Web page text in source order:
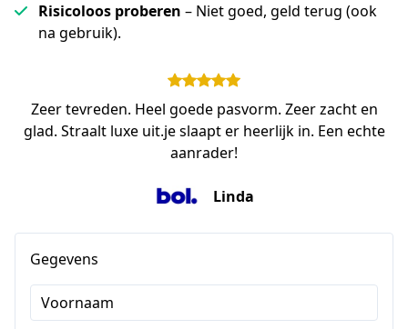
Risicoloos proberen – Niet goed, geld terug (ook
na gebruik).
Zeer tevreden. Heel goede pasvorm. Zeer zacht en
glad. Straalt luxe uit.je slaapt er heerlijk in. Een echte
aanrader!
Linda
Gegevens
Voornaam